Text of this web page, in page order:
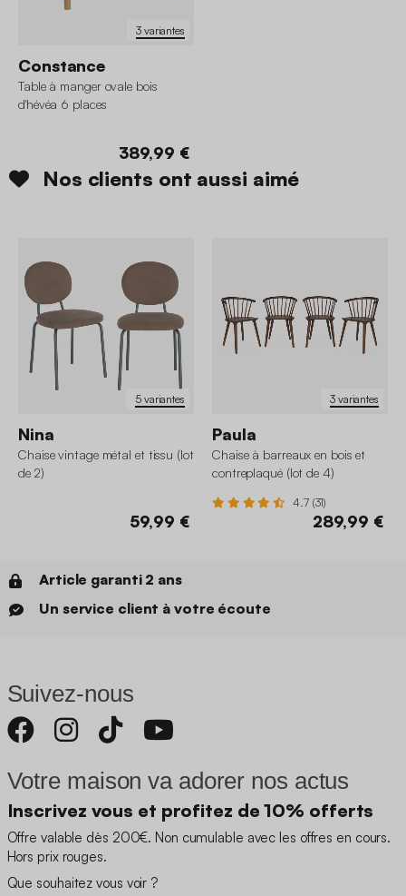
3 variantes
Constance
Table à manger ovale bois
d'hévéa 6 places
389,99 €
Nos clients ont aussi aimé
5 variantes
Nina
Chaise vintage métal et tissu (lot
de 2)
59,99 €
3 variantes
Paula
Chaise à barreaux en bois et
contreplaqué (lot de 4)
4.7 (31)
289,99 €
Article garanti 2 ans
Un service client à votre écoute
Suivez-nous
Votre maison va adorer nos actus
Inscrivez vous et profitez de 10% offerts
Offre valable dès 200€. Non cumulable avec les offres en cours.
Hors prix rouges.
Que souhaitez vous voir ?